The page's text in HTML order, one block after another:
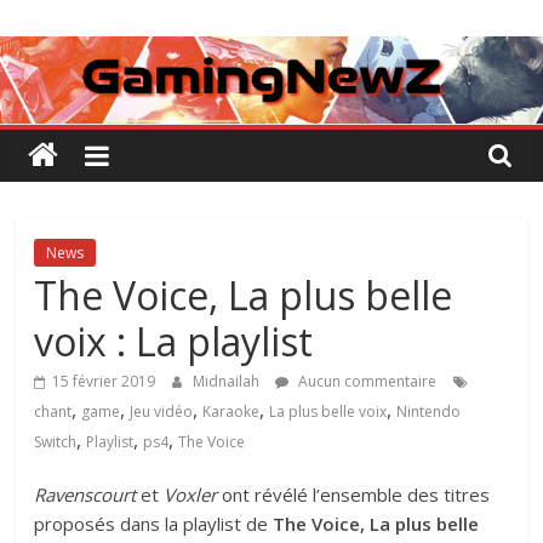
au
contenu
GamingNewZ
Tests
et
Actu
des
vidéo
News
The Voice, La plus belle
voix : La playlist
15 février 2019 Midnailah
Aucun commentaire
chant, game, Jeu vidéo, Karaoke, La plus belle voix, Nintendo
Switch, Playlist, ps4,The Voice
Ravenscourtet Voxleront révélé l’ensemble des titres
proposés dans la playlist de The Voice, La plus belle